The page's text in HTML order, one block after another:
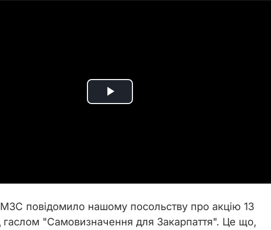
P
i
повідомило нашому посольству про акцію 13
гаслом "Самовизначення для Закарпаття". Це що,